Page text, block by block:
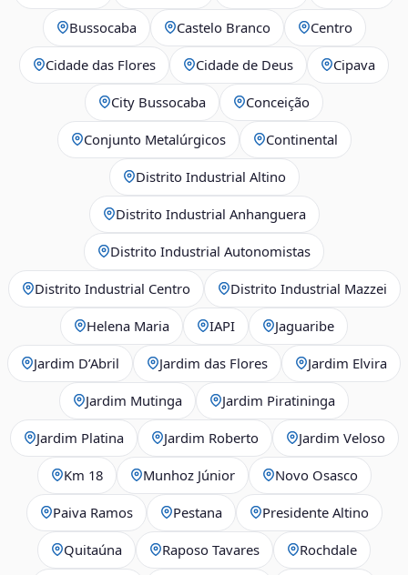
Bussocaba Castelo Branco Centro
Cidade das Flores Cidade de Deus Cipava
City Bussocaba Conceição
Conjunto Metalúrgicos Continental
Distrito Industrial Altino
Distrito Industrial Anhanguera
Distrito Industrial Autonomistas
Distrito Industrial Centro Distrito Industrial Mazzei
Helena Maria IAPI Jaguaribe
Jardim D’Abril Jardim das Flores Jardim Elvira
Jardim Mutinga Jardim Piratininga
Jardim Platina Jardim Roberto Jardim Veloso
Km 18 Munhoz Júnior Novo Osasco
Paiva Ramos Pestana Presidente Altino
Quitaúna Raposo Tavares Rochdale